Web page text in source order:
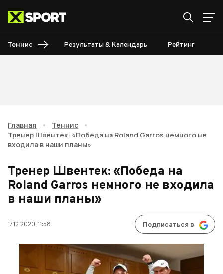
Теннис Результаты & Календарь Рейтинг
Главная • Теннис
•
Тренер Швентек: «Победа на Roland Garros немного не
входила в наши планы»
Тренер Швентек: «Победа на
Roland Garros немного не входила
в наши планы»
17.12.2020, 11:58 Подписаться в